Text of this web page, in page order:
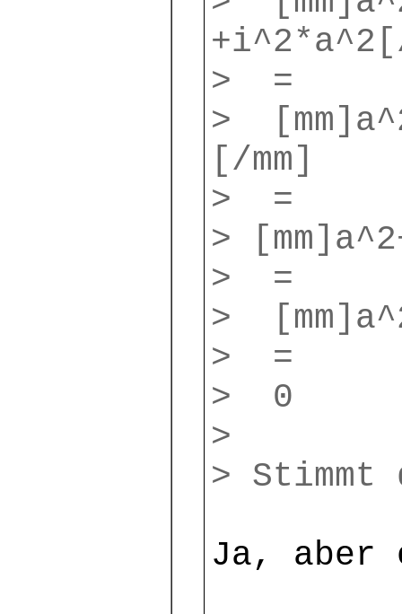
> =
>
[/mm]
> =
>
> =
>
> =
> 0
>
> Stimmt
Ja, aber